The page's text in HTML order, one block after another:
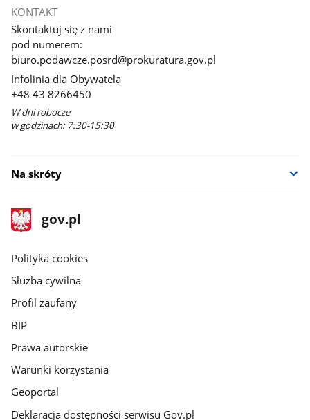
KONTAKT
Skontaktuj się z nami
pod numerem:
biuro.podawcze.posrd@prokuratura.gov.pl
Infolinia dla Obywatela
+48 43 8266450
W dni robocze
w godzinach: 7:30-15:30
Na skróty
stopka
gov.pl
Strona
gov.pl
gov.pl
Polityka cookies
Służba cywilna
Profil zaufany
BIP
Prawa autorskie
Warunki korzystania
Geoportal
Deklaracja dostępności serwisu Gov.pl